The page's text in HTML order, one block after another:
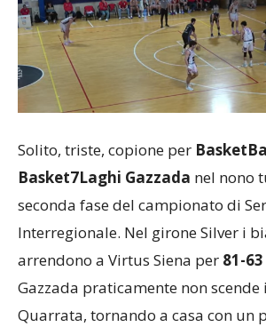
Solito, triste, copione per
Basket7Laghi Gazzada nel nono
seconda fase del campionato di
Interregionale. Nel girone Silver i
arrendono a Virtus Siena per 81-63
Gazzada praticamente non scende
Quarrata, tornando a casa con un